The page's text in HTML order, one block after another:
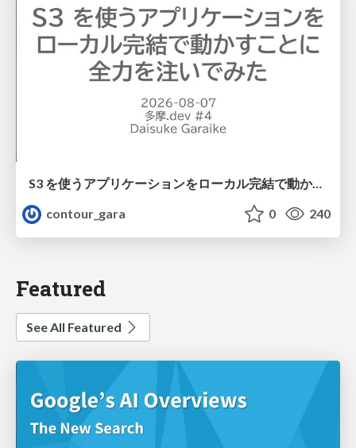
S3 を使うアプリケーションをローカル完結で動かすことに全力を注いでみた / Running S3 Apps Offline
contour_gara
0 240
Featured
See All Featured